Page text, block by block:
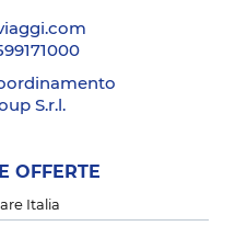
S.r.l.
OFFERTE
Italia